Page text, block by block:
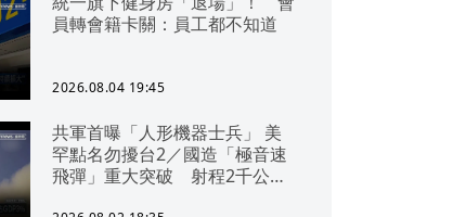
員轉會籍卡關：員工都不知道
2026.08.04 19:45
共軍首曝「人形機器士兵」 美
罕點名勿擾台2／國造「極音速
飛彈」重大突破 射程2千公里